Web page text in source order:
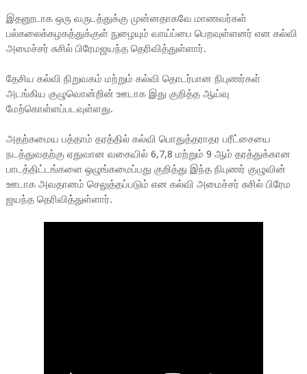
இதனூடாக ஒரு வருடத்துக்கு முன்னதாகவே மாணவர்கள்
பல்கலைக்கழகத்துக்குள் நுழையும் வாய்ப்பை பெறவுள்ளனர் என கல்வி
அமைச்சர் சுசில் பிரேமஜயந்த தெரிவித்துள்ளார்.
தேசிய கல்வி நிறுவகம் மற்றும் கல்வி தொடர்பான நிபுணர்கள்
அடங்கிய குழுவொன்றின் ஊடாக இது குறித்த ஆய்வு
மேற்கொள்ளப்படவுள்ளது.
அதற்கமைய பத்தாம் தரத்தில் கல்வி பொதுத்தராதர பரீட்சையை
நடத்துவதற்கு ஏதுவான வகையில் 6,7,8 மற்றும் 9 ஆம் தரத்துக்கான
பாடத்திட்டங்களை ஒழுங்கமைப்பது குறித்து இந்த நிபுணர் குழுவின்
ஊடாக அவதானம் செலுத்தப்படும் என கல்வி அமைச்சர் சுசில் பிரேம
ஜயந்த தெரிவித்துள்ளார்.